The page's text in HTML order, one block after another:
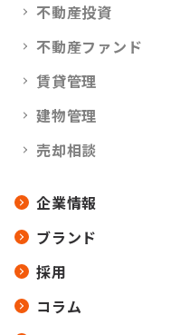
不動産投資
不動産ファンド
賃貸管理
建物管理
売却相談
企業情報
ブランド
採用
コラム